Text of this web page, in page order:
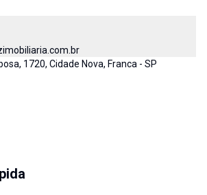
1720, Cidade Nova, Franca - SP